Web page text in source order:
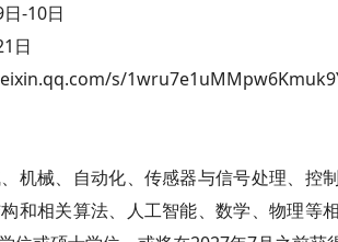
-10日
日
s/
机械、自动化、传感器与信号处理、控
和相关算法、人工智能、数学、物理等